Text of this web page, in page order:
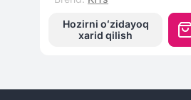
Hozirni oʻzidayoq
xarid qilish